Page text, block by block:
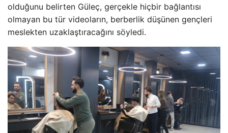
olduğunu belirten Güleç, gerçekle hiçbir bağlantısı
olmayan bu tür videoların, berberlik düşünen gençleri
meslekten uzaklaştıracağını söyledi.